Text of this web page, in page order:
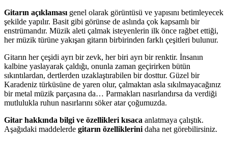
Gitarın açıklaması genel olarak görüntüsü ve yapısını betimleyecek
şekilde yapılır. Basit gibi görünse de aslında çok kapsamlı bir
enstrümandır. Müzik aleti çalmak isteyenlerin ilk önce rağbet ettiği,
her müzik türüne yakışan gitarın birbirinden farklı çeşitleri bulunur.
Gitarın her çeşidi ayrı bir zevk, her biri ayrı bir renktir. İnsanın
kalbine yaslayarak çaldığı, onunla zaman geçirirken bütün
sıkıntılardan, dertlerden uzaklaştırabilen bir dosttur. Güzel bir
Karadeniz türküsüne de yaren olur, çalmaktan asla sıkılmayacağınız
bir metal müzik parçasına da… Parmakları nasırlandırsa da verdiği
mutlulukla ruhun nasırlarını söker atar çoğumuzda.
Gitar hakkında bilgi ve özellikleri kısaca anlatmaya çalıştık.
Aşağıdaki maddelerde gitarın özelliklerini daha net görebilirsiniz.